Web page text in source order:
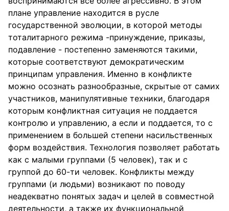
плане управление находится в русле
государственной эволюции, в которой методы
тоталитарного режима -принуждение, приказы,
подавление - постепенно заменяются такими,
которые соответствуют демократическим
принципам управления. Именно в конфликте
можно осознать разнообразные, скрытые от самих
участников, манипулятивные техники, благодаря
которым конфликтная ситуация не поддается
контролю и управлению, а если и поддается, то с
применением в большей степени насильственных
форм воздействия. Технология позволяет работать
как с малыми группами (5 человек), так и с
группой до 60-ти человек. Конфликты между
группами (и людьми) возникают по поводу
неадекватно понятых задач и целей в совместной
деятельности, а также их функциональной